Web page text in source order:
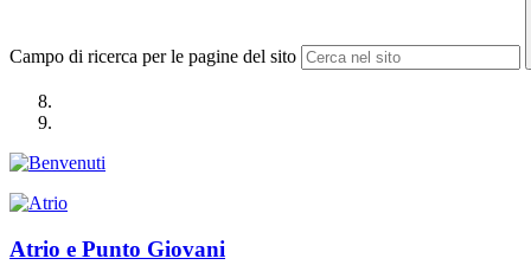
Campo di ricerca per le pagine del sito
Atrio e Punto Giovani